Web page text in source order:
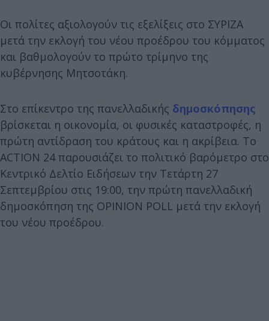
Οι πολίτες αξιολογούν τις εξελίξεις στο ΣΥΡΙΖΑ
μετά την εκλογή του νέου προέδρου του κόμματος
και βαθμολογούν το πρώτο τρίμηνο της
κυβέρνησης Μητσοτάκη.
Στο επίκεντρο της πανελλαδικής δημοσκόπησης
βρίσκεται η οικονομία, οι φυσικές καταστροφές, η
πρώτη αντίδραση του κράτους και η ακρίβεια. Το
ACTION 24 παρουσιάζει το πολιτικό βαρόμετρο στο
Κεντρικό Δελτίο Ειδήσεων την Τετάρτη 27
Σεπτεμβρίου στις 19:00, την πρώτη πανελλαδική
δημοσκόπηση της OPINION POLL μετά την εκλογή
του νέου προέδρου.